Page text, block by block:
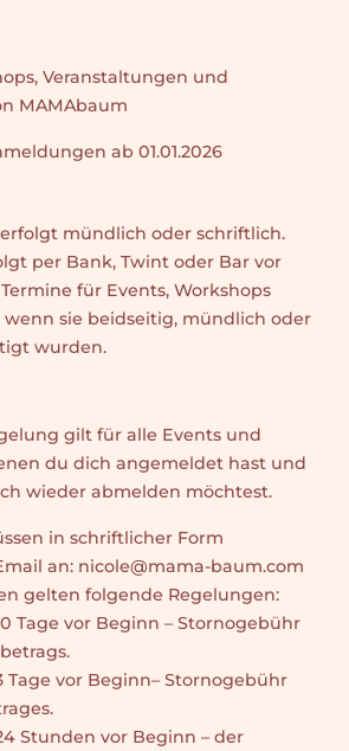
Veranstaltungen und
MAMAbaum
ab 01.01.2026
mündlich oder schriftlich.
per Bank, Twint oder Bar vor
für Events, Workshops
sie beidseitig, mündlich oder
wurden.
gilt für alle Events und
du dich angemeldet hast und
wieder abmelden möchtest.
in schriftlicher Form
an: nicole@mama-baum.com
gelten folgende Regelungen:
Tage vor Beginn – Stornogebühr
Tage vor Beginn– Stornogebühr
Stunden vor Beginn – der